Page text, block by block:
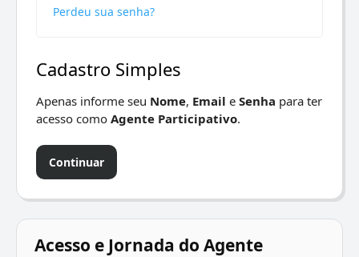
Perdeu sua senha?
Cadastro Simples
Apenas informe seu Nome, Email e Senha para ter
acesso como Agente Participativo.
Continuar
Acesso e Jornada do Agente